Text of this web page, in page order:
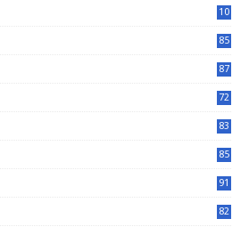
10
85
87
72
83
85
91
82